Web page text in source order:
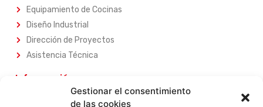
Gestionar el consentimiento
de las cookies
Equipamiento de Cocinas
Diseño Industrial
Dirección de Proyectos
Asistencia Técnica
Información
Sobre Nosotros